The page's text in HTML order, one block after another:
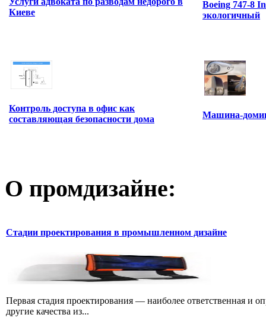
Киеве
Boeing 747-8
экологичный
Контроль доступа в офис как
составляющая безопасности дома
Машина-
О промдизайне:
Стадии проектирования в промышленном дизайне
Первая стадия проектирования — наиболее ответственная и
другие качества из...